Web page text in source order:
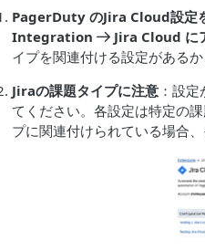
PagerDuty のJira Cloud設定
Integration
Jira Cloud に
イプを関連付ける設定がある
Jiraの課題タイプに注意 ：設
てください。各設定は特定の
プに関連付けられている場合